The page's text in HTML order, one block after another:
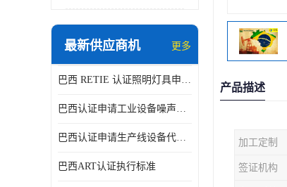
最新供应商机 更多
巴西 RETIE 认证照明灯具申请 RETIE 认证
巴西认证申请工业设备噪声控制认证规范
巴西认证申请生产线设备代理机构选择
巴西ART认证执行标准
产品描述
加工定制
签证机构